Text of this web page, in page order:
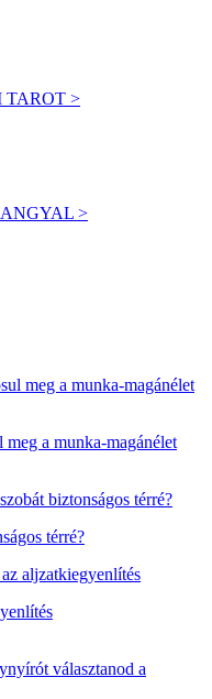
TAROT >
>
a munka-magánélet
térré?